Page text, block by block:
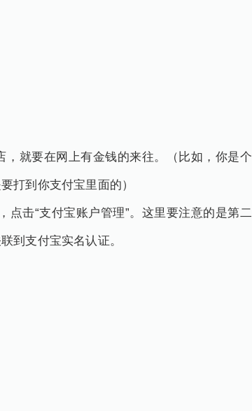
就要在网上有金钱的来往。（比如，你是个
打到你支付宝里面的）
击“支付宝账户管理”。这里要注意的是第二
到支付宝实名认证。